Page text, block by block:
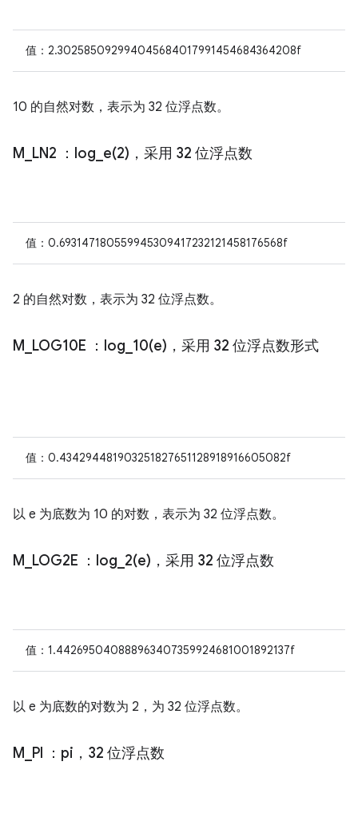
值：2.302585092994045684017991454684364208f
10 的自然对数，表示为 32 位浮点数。
M LN2 ： log_e(2)，采用 32 位浮点数
值：0.693147180559945309417232121458176568f
2 的自然对数，表示为 32 位浮点数。
M LOG10E ： log_10(e)，采用 32 位浮点数形式
值：0.434294481903251827651128918916605082f
以 e 为底数为 10 的对数，表示为 32 位浮点数。
M LOG2E ： log_2(e)，采用 32 位浮点数
值：1.442695040888963407359924681001892137f
以 e 为底数的对数为 2，为 32 位浮点数。
M PI ：pi，32 位浮点数